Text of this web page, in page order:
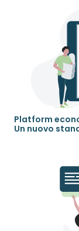
Platform
Un nuovo